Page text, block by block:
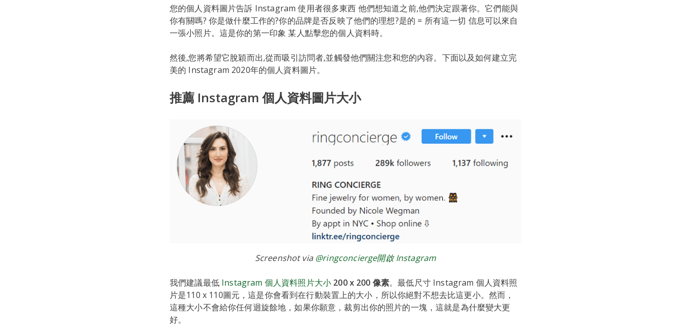
您的個人資料圖片告訴 Instagram 使用者很多東西 他們想知道之前,他們決定跟著你。它們能與
你有關嗎? 你是做什麼工作的?你的品牌是否反映了他們的理想?是的 = 所有這一切 信息可以來自
一張小照片。這是你的第一印象 某人點擊您的個人資料時。
然後,您將希望它脫穎而出,從而吸引訪問者,並觸發他們關注您和您的內容。下面以及如何建立完
美的 Instagram 2020年的個人資料圖片。
推薦 Instagram 個人資料圖片大小
Screenshot via @ringconcierge開啟 Instagram
我們建議最低 Instagram 個人資料照片大小 200 x 200 像素。最低尺寸 Instagram 個人資料照
片是110 x 110圖元，這是你會看到在行動裝置上的大小，所以你絕對不想去比這更小。然而，
這種大小不會給你任何迴旋餘地，如果你願意，裁剪出你的照片的一塊，這就是為什麼變大更
好。